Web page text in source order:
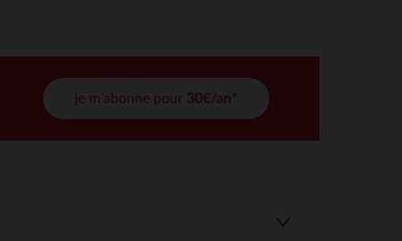
je m'abonne pour 30€/an*